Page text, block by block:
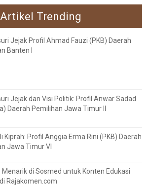
Artikel Trending
Jejak Profil Ahmad Fauzi (PKB) Daerah
Banten I
Jejak dan Visi Politik: Profil Anwar Sadad
Daerah Pemilihan Jawa Timur II
Kiprah: Profil Anggia Erma Rini (PKB) Daerah
Jawa Timur VI
Menarik di Sosmed untuk Konten Edukasi
Rajakomen.com